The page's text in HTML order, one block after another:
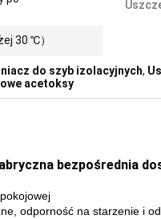
30 ℃）
do szyb izolacyjnych,
acetoksy
bezpośrednia
odporność na starzenie i